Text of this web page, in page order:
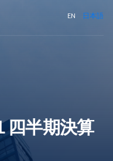
EN 日本語
四半期決算